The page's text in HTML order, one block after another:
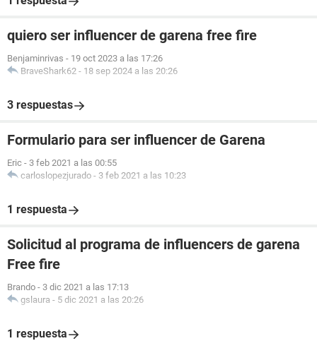
quiero ser influencer de garena free fire
Benjaminrivas - 19 oct 2023 a las 17:26
BraveShark62 - 18 sep 2024 a las 20:26
3 respuestas
Formulario para ser influencer de Garena
Eric - 3 feb 2021 a las 00:55
carloslopezjurado - 3 feb 2021 a las 10:23
1 respuesta
Solicitud al programa de influencers de garena
Free fire
Brando - 3 dic 2021 a las 17:13
gslaura - 5 dic 2021 a las 20:26
1 respuesta